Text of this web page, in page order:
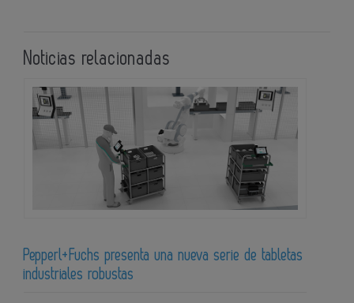
Noticias relacionadas
Pepperl+Fuchs presenta una nueva serie de tabletas
industriales robustas